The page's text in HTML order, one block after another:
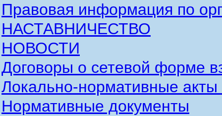
Правовая информация по
НАСТАВНИЧЕСТВО
НОВОСТИ
Договоры о сетевой форме
Локально-нормативные
Нормативные документы